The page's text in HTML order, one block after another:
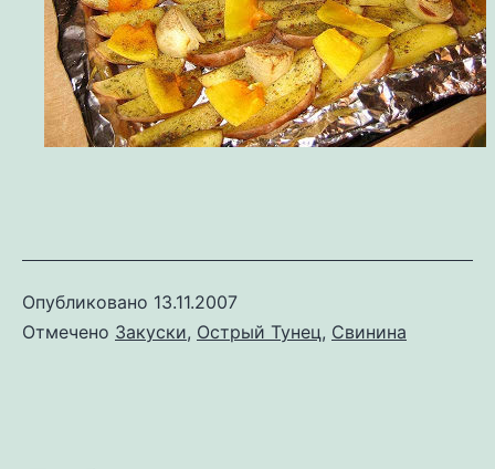
Опубликовано 13.11.2007
Отмечено Закуски, Острый Тунец, Свинина